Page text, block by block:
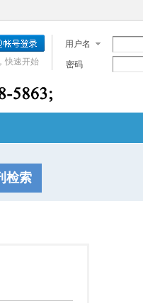
用户名
密码
快速开始
检索